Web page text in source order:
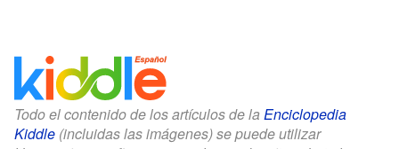
Todo el contenido de los artículos de la Enciclopedia
Kiddle (incluidas las imágenes) se puede utilizar